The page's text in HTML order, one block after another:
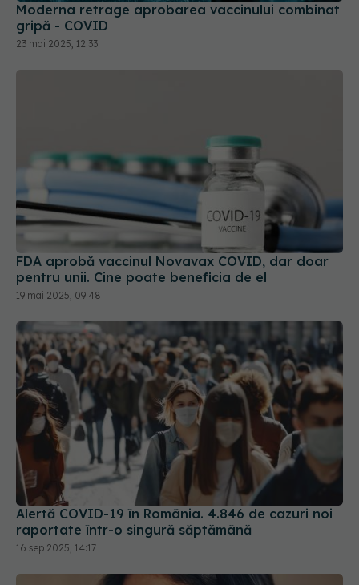
Moderna retrage aprobarea vaccinului combinat
gripă - COVID
23 mai 2025, 12:33
FDA aprobă vaccinul Novavax COVID, dar doar
pentru unii. Cine poate beneficia de el
19 mai 2025, 09:48
Alertă COVID-19 în România. 4.846 de cazuri noi
raportate într-o singură săptămână
16 sep 2025, 14:17